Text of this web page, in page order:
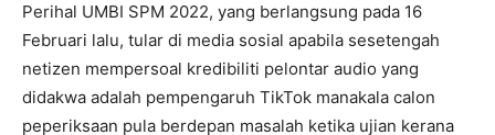
Perihal UMBI SPM 2022, yang berlangsung pada 16
Februari lalu, tular di media sosial apabila sesetengah
netizen mempersoal kredibiliti pelontar audio yang
didakwa adalah pempengaruh TikTok manakala calon
peperiksaan pula berdepan masalah ketika ujian kerana